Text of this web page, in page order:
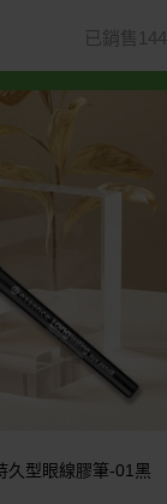
已銷售144
久型眼線膠筆-01黑